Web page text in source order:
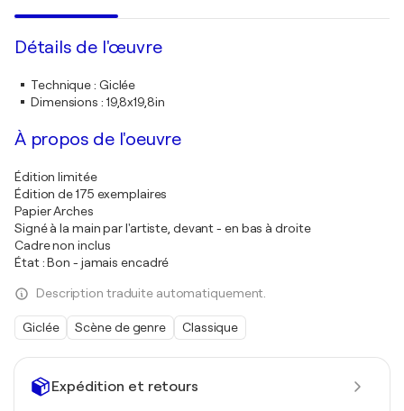
Expédition et retours
Détails de l'œuvre
Technique: Giclée
Dimensions : 19,8x19,8in
À propos de l'oeuvre
Édition limitée
Édition de 175 exemplaires
Papier Arches
Signé à la main par l'artiste, devant - en bas à droite
Cadre non inclus
État : Bon - jamais encadré
Description traduite automatiquement.
Giclée Scène de genre Classique